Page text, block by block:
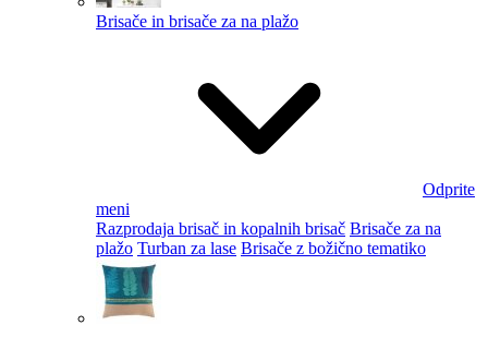
Brisače in brisače za na plažo
Odprite
meni
Razprodaja brisač in kopalnih brisač Brisače za na
plažo Turban za lase Brisače z božično tematiko